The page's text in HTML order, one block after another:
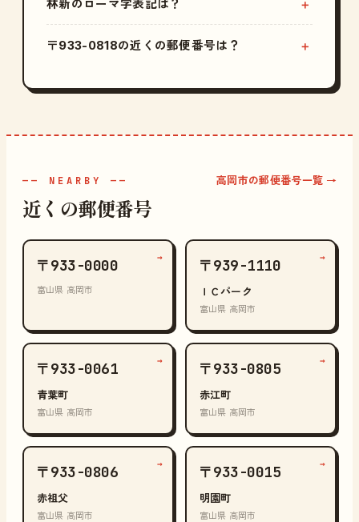
林新のローマ字表記は？
〒933-0818の近くの郵便番号は？
—— NEARBY ——
近くの郵便番号
高岡市の郵便番号一覧 →
〒933-0000
富山県 高岡市
→ 〒939-1110
ＩＣパーク
富山県 高岡市
→
〒933-0061
青葉町
富山県 高岡市
→ 〒933-0805
赤江町
富山県 高岡市
→
〒933-0806
赤祖父
富山県 高岡市
→ 〒933-0015
明園町
富山県 高岡市
→